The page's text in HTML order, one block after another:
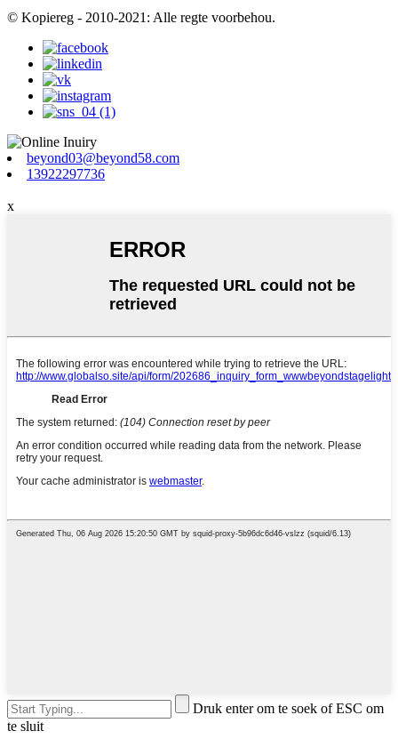
© Kopiereg - 2010-2021: Alle regte voorbehou.
beyond03@beyond58.com
13922297736
x
Druk enter om te soek of ESC om
te sluit